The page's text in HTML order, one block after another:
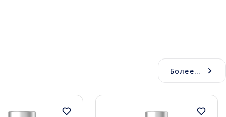
Более...